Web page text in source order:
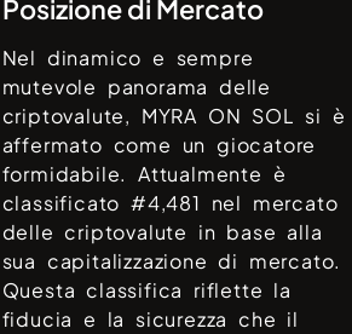
Posizione di Mercato
Nel dinamico e sempre
mutevole panorama delle
criptovalute, MYRA ON SOL si è
affermato come un giocatore
formidabile. Attualmente è
classificato #4,481 nel mercato
delle criptovalute in base alla
sua capitalizzazione di mercato.
Questa classifica riflette la
fiducia e la sicurezza che il